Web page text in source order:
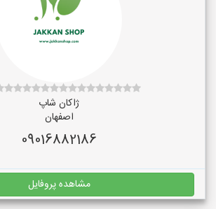
ژاکان شاپ
اصفهان
09016882186
مشاهده پروفایل